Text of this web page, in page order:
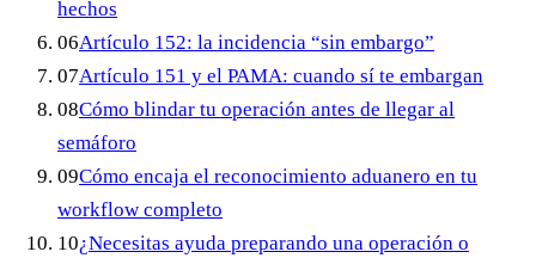
hechos
06Artículo 152: la incidencia “sin embargo”
07Artículo 151 y el PAMA: cuando sí te embargan
08Cómo blindar tu operación antes de llegar al
semáforo
09Cómo encaja el reconocimiento aduanero en tu
workflow completo
10¿Necesitas ayuda preparando una operación o